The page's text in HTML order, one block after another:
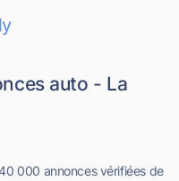
auto - La
000 annonces vérifiées de